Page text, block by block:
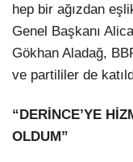
hep bir ağızdan
Genel Başkanı
Gökhan Aladağ,
ve partililer de
“DERİNCE’YE
OLDUM”